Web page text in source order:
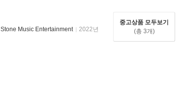
Stone Music Entertainment
2022년
중고상품 모두보기
(총 3개)